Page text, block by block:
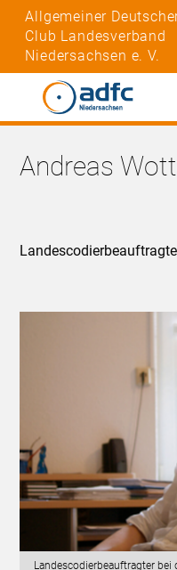
Allgemeiner
Club Landesverband
Niedersachsen e. V.
Andreas
Landescodierbeauftragter